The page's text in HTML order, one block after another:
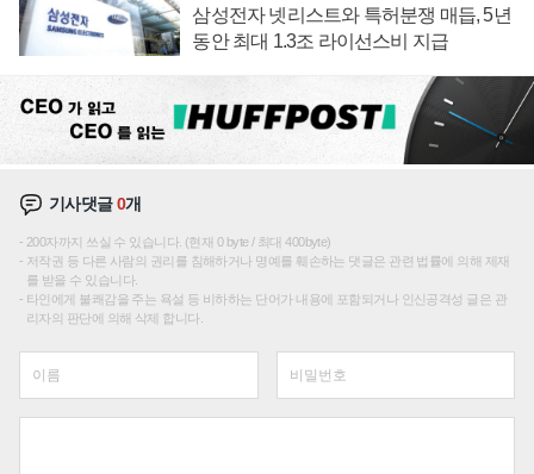
삼성전자 넷리스트와 특허분쟁 매듭, 5년
동안 최대 1.3조 라이선스비 지급
기사댓글0개
200자까지 쓰실 수 있습니다. (현재 0 byte / 최대 400byte)
저작권 등 다른 사람의 권리를 침해하거나 명예를 훼손하는 댓글은 관련 법률에 의해 제재
를 받을 수 있습니다.
타인에게 불쾌감을 주는 욕설 등 비하하는 단어가 내용에 포함되거나 인신공격성 글은 관
리자의 판단에 의해 삭제 합니다.